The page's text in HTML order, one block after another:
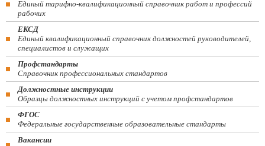
Единый тарифно-квалификационный справочник работ и профессий
рабочих
ЕКСД
Единый квалификационный справочник должностей руководителей,
специалистов и служащих
Профстандарты
Справочник профессиональных стандартов
Должностные инструкции
Образцы должностных инструкций с учетом профстандартов
ФГОС
Федеральные государственные образовательные стандарты
Вакансии